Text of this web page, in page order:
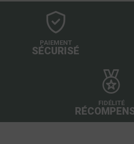
PAIEMENT
SÉCURISÉ
FIDÉLITÉ